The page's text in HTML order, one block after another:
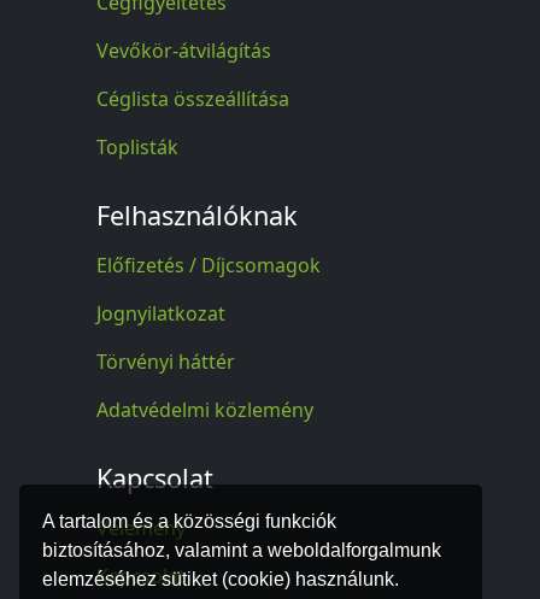
A tartalom és a közösségi funkciók
biztosításához, valamint a weboldalforgalmunk
elemzéséhez sütiket (cookie) használunk.
Vevőkör-átvilágítás
Céglista összeállítása
Toplisták
Felhasználóknak
Előfizetés / Díjcsomagok
Jognyilatkozat
Törvényi háttér
Adatvédelmi közlemény
Kapcsolat
Vélemény
Kapcsolat